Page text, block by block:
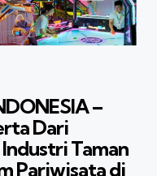
–
Dari
Taman
Pariwisata di